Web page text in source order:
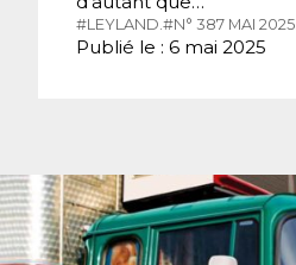
#LEYLAND. #N° 387 MAI 2025.
Publié le : 6 mai 2025